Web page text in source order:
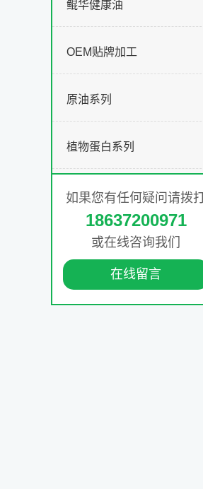
鲲华健康油
OEM贴牌加工
原油系列
植物蛋白系列
如果您有任何疑问请拨
18637200971
或在线咨询我们
在线留言